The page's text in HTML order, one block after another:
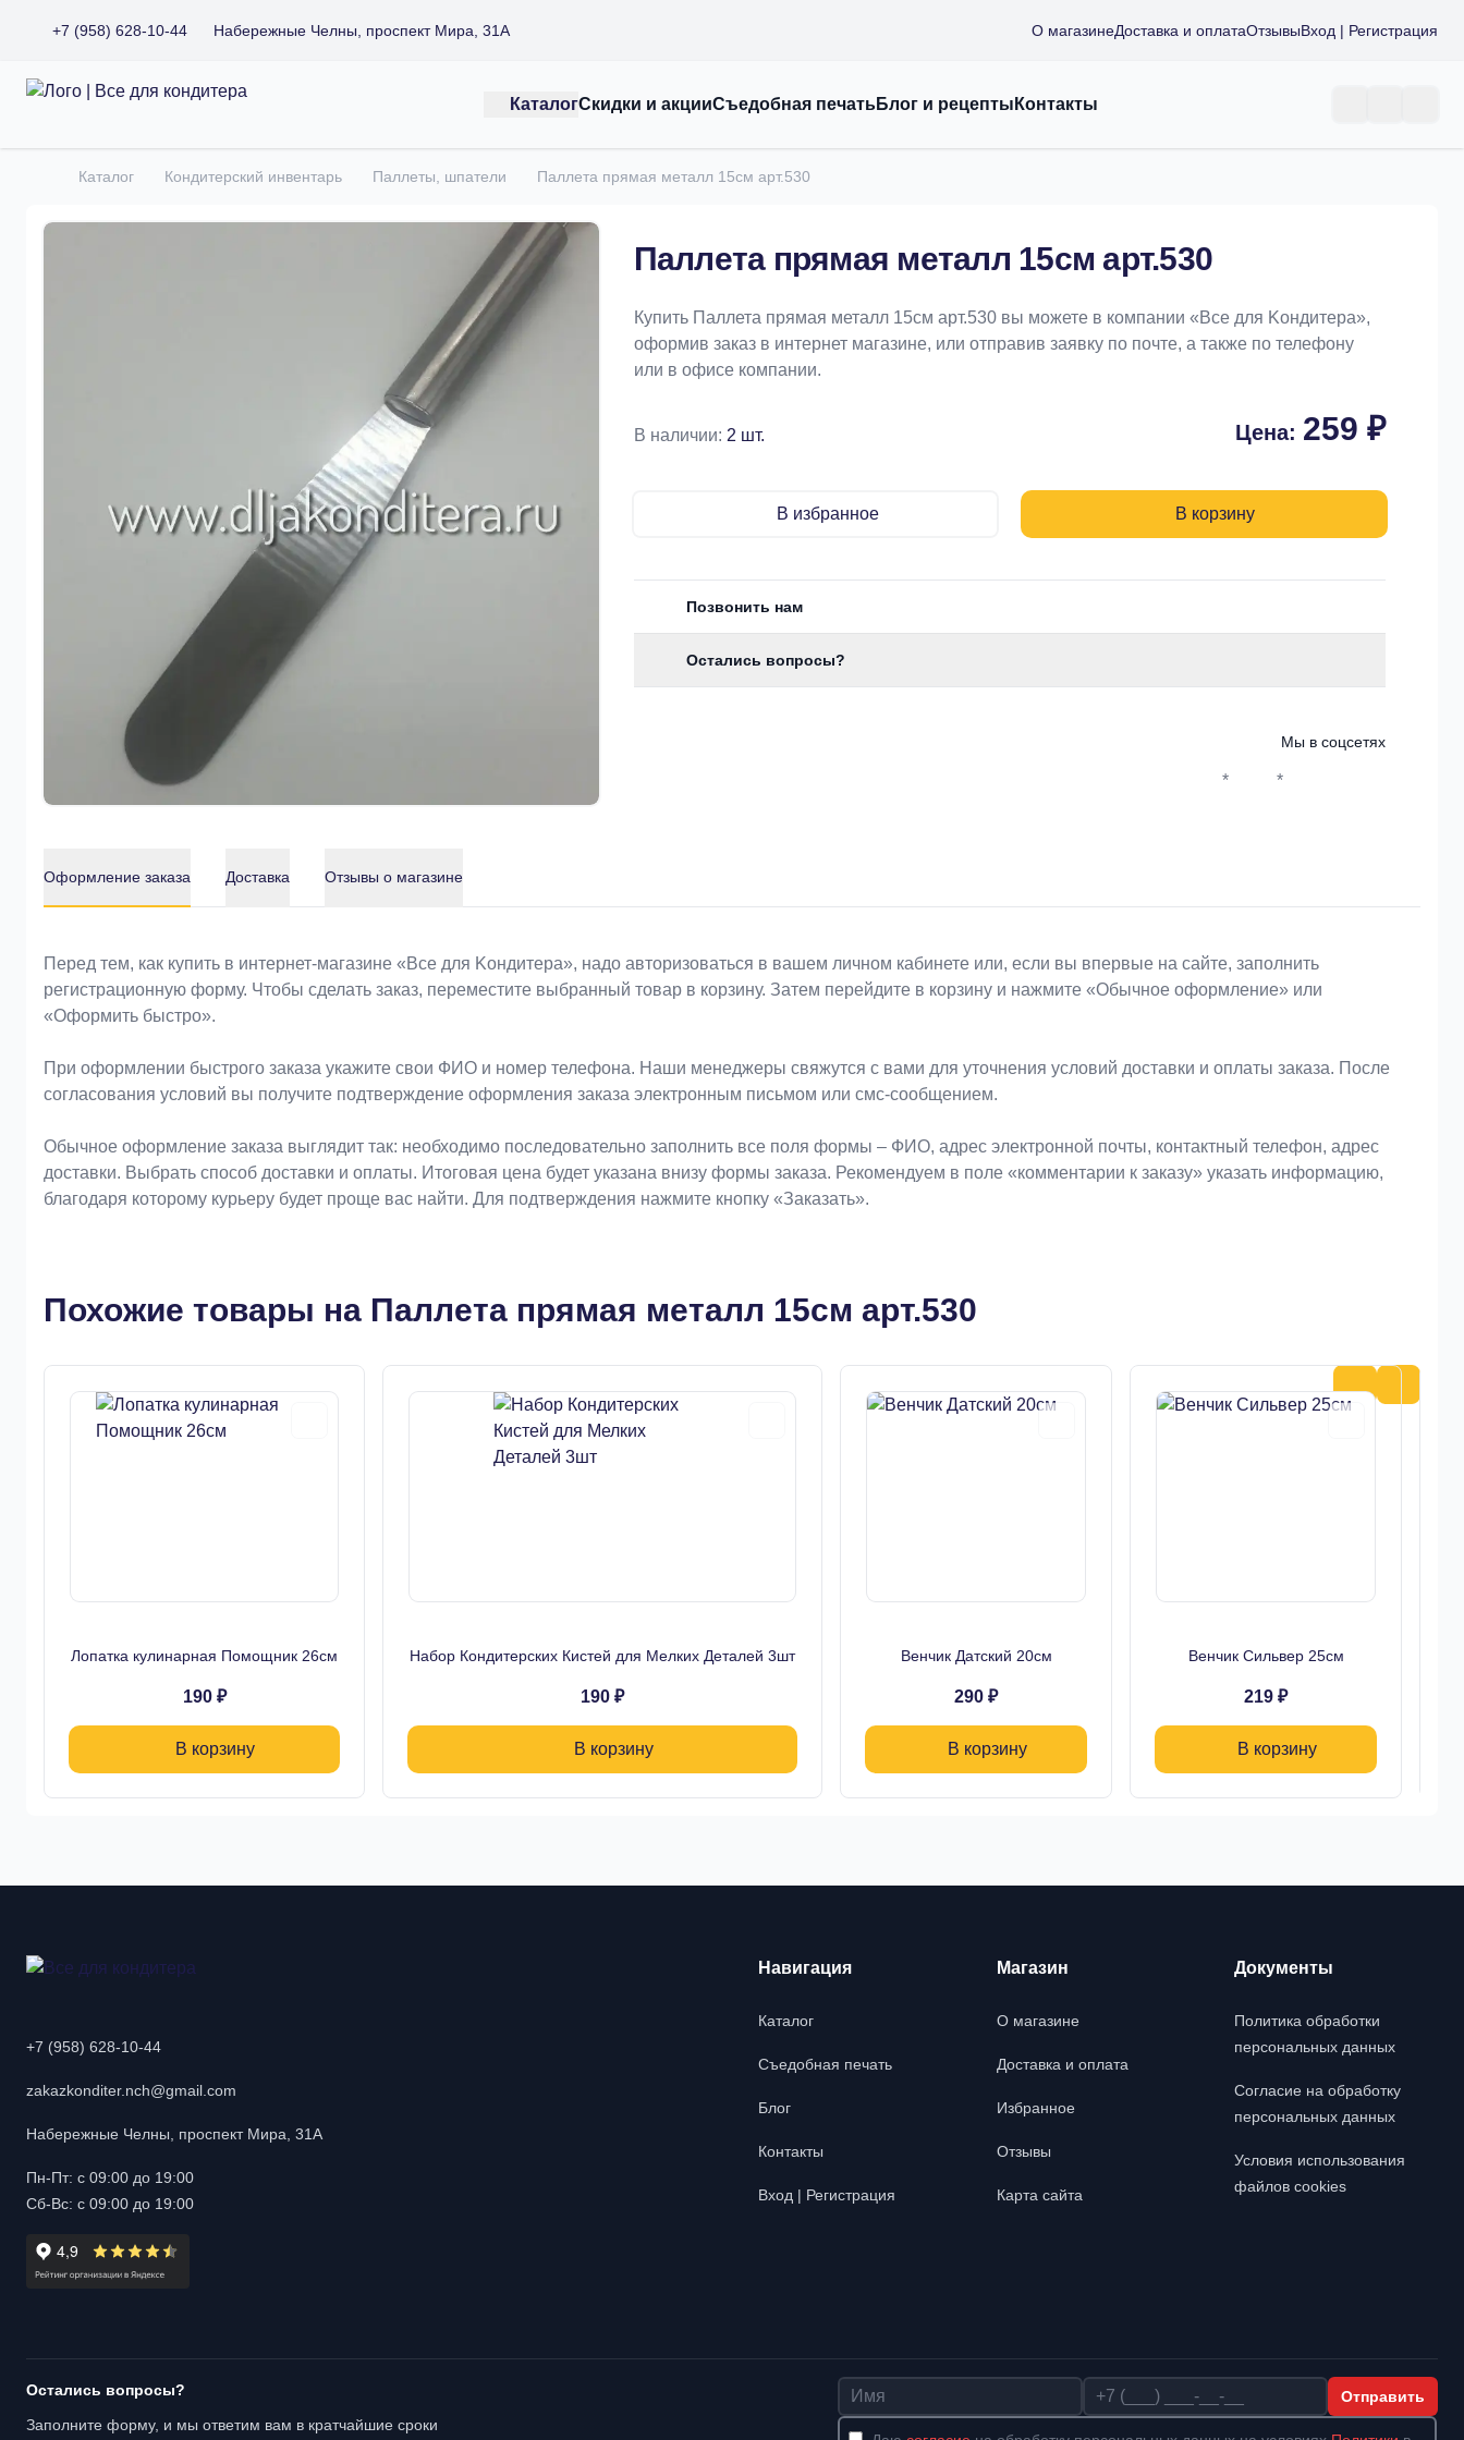
+7 (958) 628-10-44 Набережные Челны, проспект Мира, 31А О магазинеДоставка и оплатаОтзывыВход | Регистрация
Все для кондитера
КаталогСкидки и акцииСъедобная печатьБлог и рецепты Контакты
Главная
Каталог Кондитерский инвентарь Паллеты, шпатели Паллета прямая металл 15см арт.530
Паллета прямая металл 15см арт.530
Купить Паллета прямая металл 15см арт.530 вы можете в компании «Bce для Koндитeрa»,
оформив заказ в интернет магазине, или отправив заявку по почте, а также по телефону
или в офисе компании.
В наличии: 2 шт. Цена: 259 ₽
В избранное В корзину
Позвонить нам
Остались вопросы?
Мы в соцсетях
* *
Оформление заказа Доставка Отзывы о магазине
Оформление заказа
Перед тем, как купить в интернет-магазине «Bce для Koндитeрa», надо авторизоваться в вашем личном кабинете или, если вы впервые на сайте, заполнить
регистрационную форму. Чтобы сделать заказ, переместите выбранный товар в корзину. Затем перейдите в корзину и нажмите «Обычное оформление» или
«Оформить быстро».
При оформлении быстрого заказа укажите свои ФИО и номер телефона. Наши менеджеры свяжутся с вами для уточнения условий доставки и оплаты заказа. После
согласования условий вы получите подтверждение оформления заказа электронным письмом или смс-сообщением.
Обычное оформление заказа выглядит так: необходимо последовательно заполнить все поля формы – ФИО, адрес электронной почты, контактный телефон, адрес
доставки. Выбрать способ доставки и оплаты. Итоговая цена будет указана внизу формы заказа. Рекомендуем в поле «комментарии к заказу» указать информацию,
благодаря которому курьеру будет проще вас найти. Для подтверждения нажмите кнопку «Заказать».
Похожие товары на Паллета прямая металл 15см арт.530
Лопатка кулинарная Помощник 26см
190 ₽
В корзину
Набор Кондитерских Кистей для Мелких Деталей 3шт
190 ₽
В корзину
Венчик Датский 20см
290 ₽
В корзину
Венчик Сильвер 25см
219 ₽
В корзину
+7 (958) 628-10-44
zakazkonditer.nch@gmail.com
Набережные Челны, проспект Мира, 31А
Пн-Пт: с 09:00 до 19:00
Сб-Вс: с 09:00 до 19:00
Навигация
Каталог
Съедобная печать
Блог
Контакты
Вход | Регистрация
Магазин
О магазине
Доставка и оплата
Избранное
Отзывы
Карта сайта
Документы
Политика обработки
персональных данных
Согласие на обработку
персональных данных
Условия использования
файлов cookies
Остались вопросы?
Заполните форму, и мы ответим вам в кратчайшие сроки
Имя Телефон Отправить